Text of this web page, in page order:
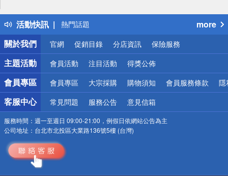
活動快訊
得獎公告
熱門話題
銀行優惠
偏遠地區配送
詐騙網頁！請小心！
more
關於我們
官網 促銷目錄 分店資訊 保險服務
主題活動 會員活動 注目活動 得獎公佈
會員專區 會員專區 大宗採購 購物須知 會員服務條款 隱
客服中心 常見問題 服務公告 意見信箱
服務時間： 週一至週日 09:00-21:00，例假日依網站公告為主
公司地址： 台北市北投區大業路136號5樓 (台灣)